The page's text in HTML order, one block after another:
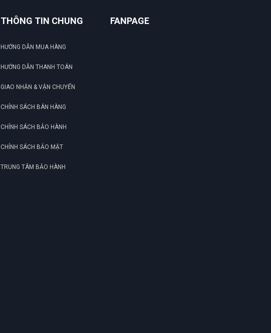
THÔNG TIN CHUNG
HƯỚNG DẪN MUA HÀNG
HƯỚNG DẪN THANH TOÁN
GIAO NHẬN & VẬN CHUYỂN
CHÍNH SÁCH BÁN HÀNG
CHÍNH SÁCH BẢO HÀNH
CHÍNH SÁCH BẢO MẬT
TRUNG TÂM BẢO HÀNH
FANPAGE